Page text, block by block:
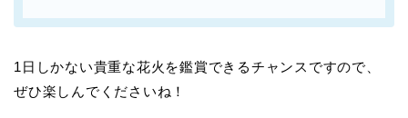
1日しかない貴重な花火を鑑賞できるチャンスですので、
ぜひ楽しんでくださいね！